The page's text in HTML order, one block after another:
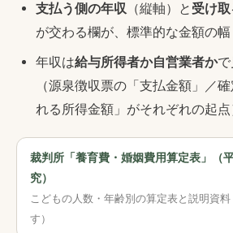
支払う側の年収 （縦軸）と 受け
が交わる欄が、標準的な金額の幅
年収は給与所得者か自営業者かで
（源泉徴収票の「支払金額」／
れる所得金額」がそれぞれの起点
裁判所「養育費・婚姻費用算定表」（
究）
こどもの人数・年齢別の算定表と説明資
す）